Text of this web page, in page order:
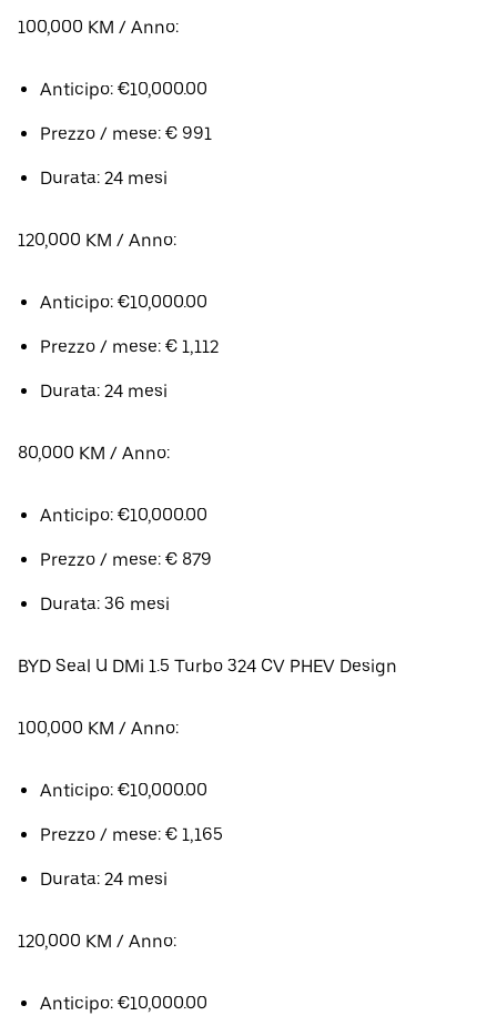
100,000 KM / Anno:
Anticipo: €10,000.00
Prezzo / mese: € 991
Durata: 24 mesi
120,000 KM / Anno:
Anticipo: €10,000.00
Prezzo / mese: € 1,112
Durata: 24 mesi
80,000 KM / Anno:
Anticipo: €10,000.00
Prezzo / mese: € 879
Durata: 36 mesi
BYD Seal U DMi 1.5 Turbo 324 CV PHEV Design
100,000 KM / Anno:
Anticipo: €10,000.00
Prezzo / mese: € 1,165
Durata: 24 mesi
120,000 KM / Anno:
Anticipo: €10,000.00